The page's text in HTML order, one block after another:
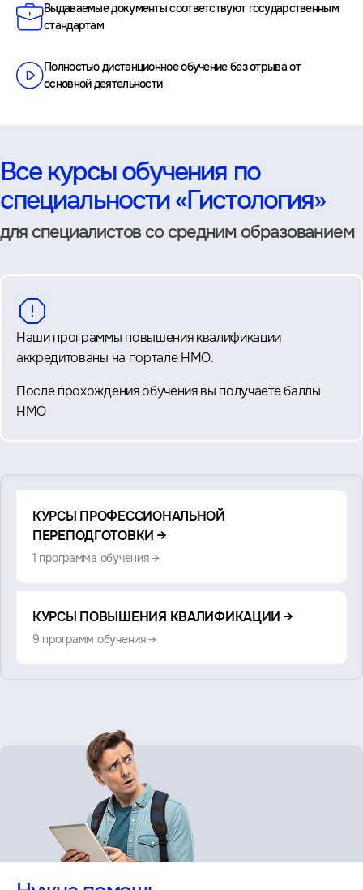
Выдаваемые документы соответствуют государственным
стандартам
Полностью дистанционное обучение без отрыва от
основной деятельности
Все курсы обучения по
специальности «Гистология»
для специалистов со средним образованием
Наши программы повышения квалификации
аккредитованы на портале НМО.
После прохождения обучения вы получаете баллы
НМО
Смотрите
также:
КУРСЫ ПРОФЕССИОНАЛЬНОЙ
ПЕРЕПОДГОТОВКИ →
1 программа обучения →
КУРСЫ ПОВЫШЕНИЯ КВАЛИФИКАЦИИ →
9 программ обучения →